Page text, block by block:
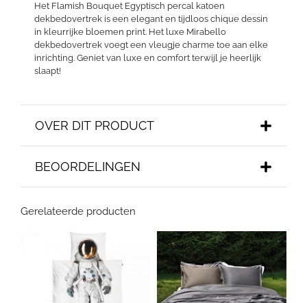
Het Flamish Bouquet Egyptisch percal katoen
dekbedovertrek is een elegant en tijdloos chique dessin
in kleurrijke bloemen print. Het luxe Mirabello
dekbedovertrek voegt een vleugje charme toe aan elke
inrichting. Geniet van luxe en comfort terwijl je heerlijk
slaapt!
OVER DIT PRODUCT
BEOORDELINGEN
Gerelateerde producten